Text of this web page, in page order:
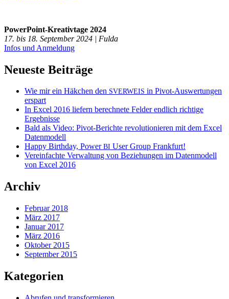
PowerPoint-Kreativtage 2024
17. bis 18. September 2024 | Fulda
Infos und Anmeldung
Neueste Beiträge
Wie mir ein Häkchen den SVERWEIS in Pivot-Auswertungen
erspart
In Excel 2016 liefern berechnete Felder endlich richtige
Ergebnisse
Bald als Video: Pivot-Berichte revolutionieren mit dem Excel
Datenmodell
Happy Birthday, PowerBI User Group Frankfurt!
Vereinfachte Verwaltung von Beziehungen im Datenmodell
von Excel 2016
Archiv
Februar 2018
März 2017
Januar 2017
März 2016
Oktober 2015
September 2015
Kategorien